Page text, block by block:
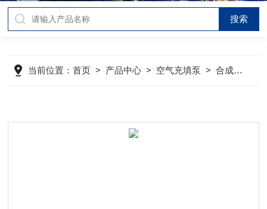
当前位置：首页 > 产品中心 > 空气充填泵 >合成润滑油